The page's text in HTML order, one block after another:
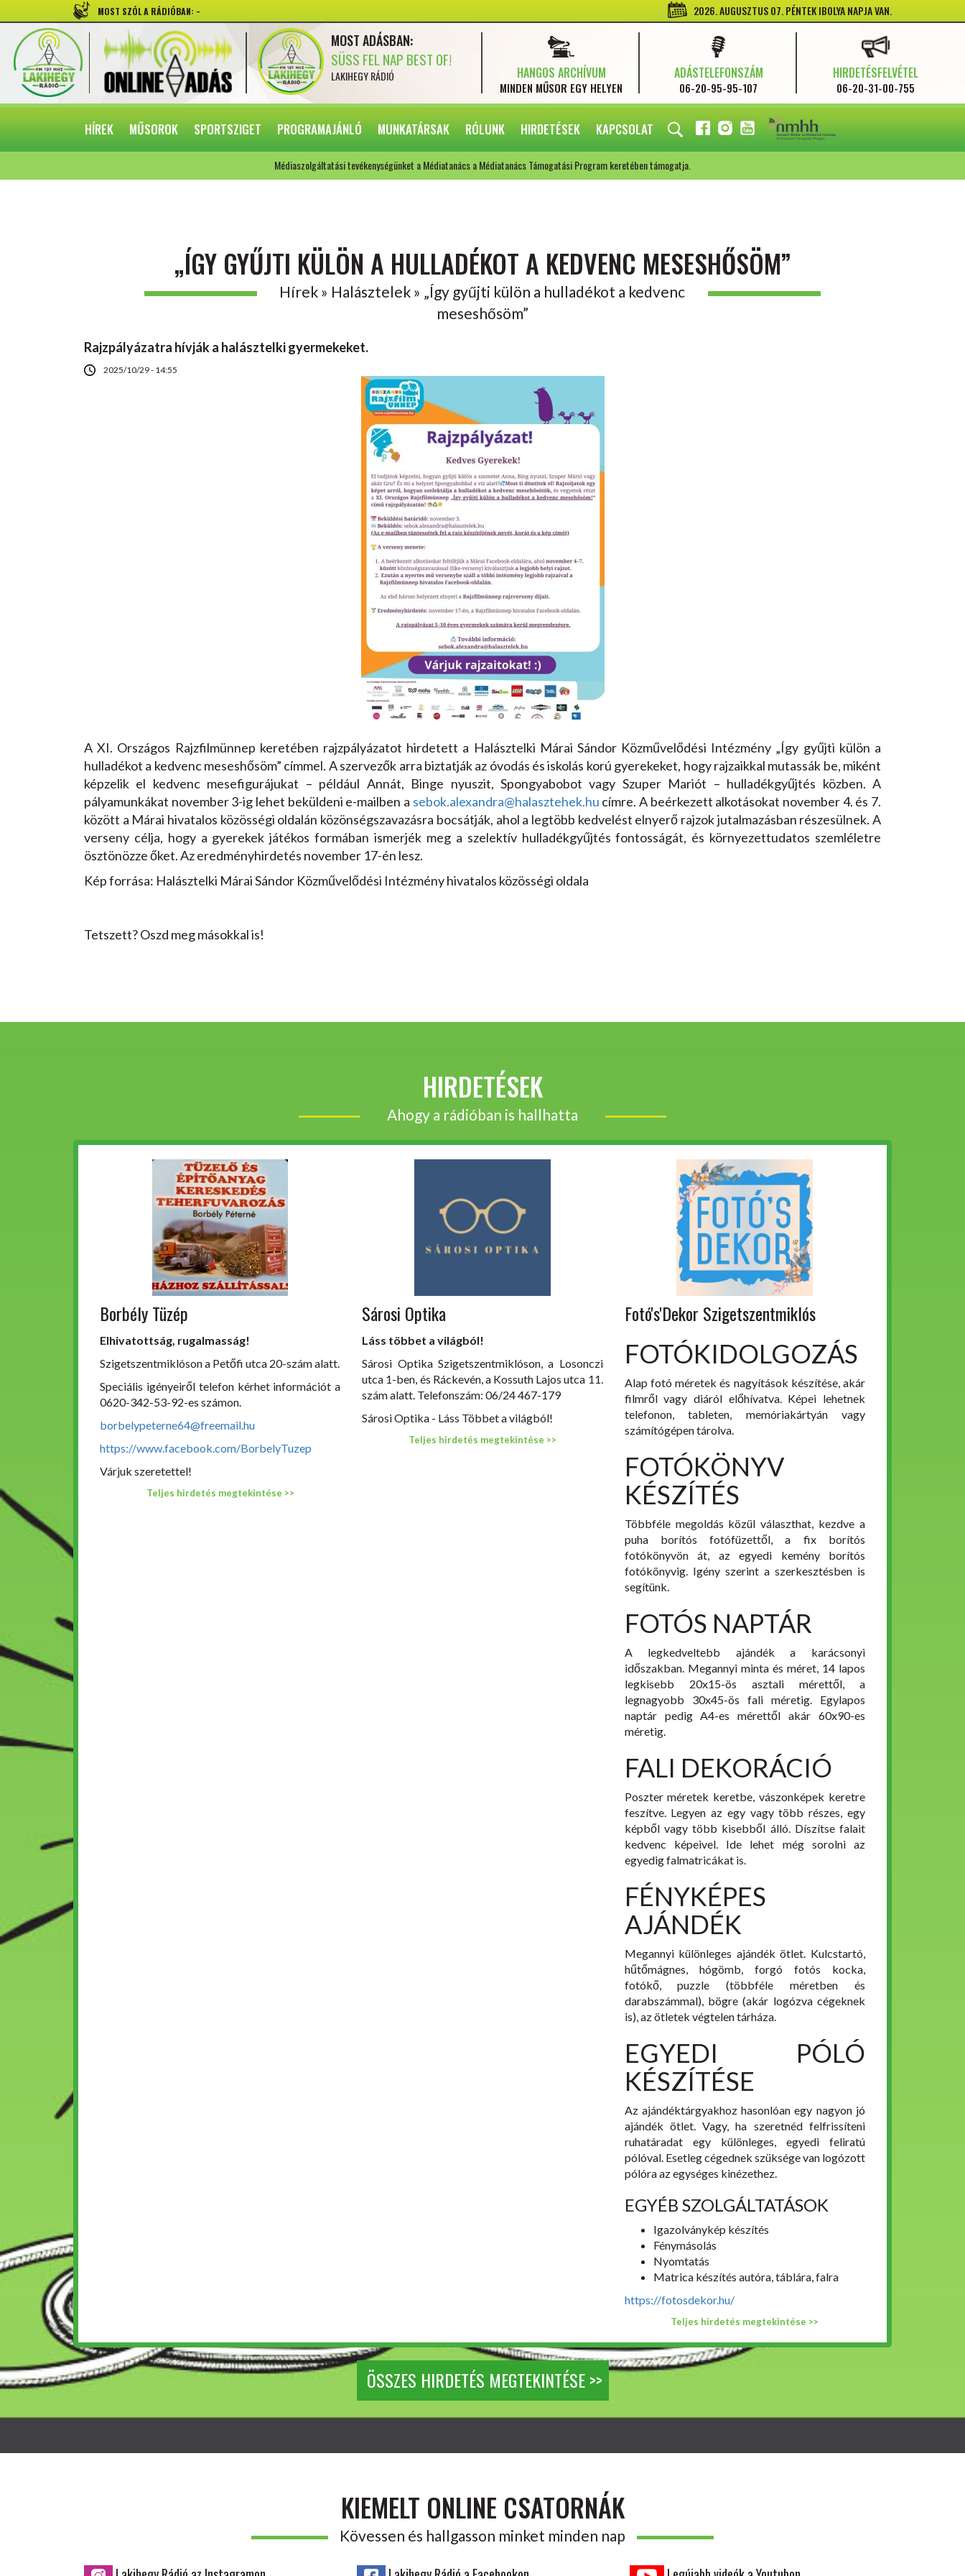
MOST SZÓL A RÁDIÓBAN: - 2026. AUGUSZTUS 07. PÉNTEK IBOLYA NAPJA VAN.
MOST ADÁSBAN:
SÜSS FEL NAP BEST OF!
LAKIHEGY RÁDIÓ HANGOS ARCHÍVUM
MINDEN MŰSOR EGY HELYEN
ADÁSTELEFONSZÁM
06-20-95-95-107
HIRDETÉSFELVÉTEL
06-20-31-00-755
HÍREK MŰSOROK SPORTSZIGET PROGRAMAJÁNLÓ MUNKATÁRSAK RÓLUNK HIRDETÉSEK KAPCSOLAT FACEBOOK
INSTAGRAM
YOUTUBE
Médiaszolgáltatási tevékenységünket a Médiatanács a Médiatanács Támogatási Program keretében támogatja.
„ÍGY GYŰJTI KÜLÖN A HULLADÉKOT A KEDVENC MESESHŐSÖM”
Hírek » Halásztelek » „Így gyűjti külön a hulladékot a kedvenc
meseshősöm”
Rajzpályázatra hívják a halásztelki gyermekeket.
2025/10/29 - 14:55
A XI. Országos Rajzfilmünnep keretében rajzpályázatot hirdetett a Halásztelki Márai Sándor Közművelődési Intézmény „Így gyűjti külön a
hulladékot a kedvenc meseshősöm” címmel. A szervezők arra biztatják az óvodás és iskolás korú gyerekeket, hogy rajzaikkal mutassák be, miként
képzelik el kedvenc mesefigurájukat – például Annát, Binge nyuszit, Spongyabobot vagy Szuper Mariót – hulladékgyűjtés közben. A
pályamunkákat november 3-ig lehet beküldeni e-mailben a sebok.alexandra@halasztehek.hu címre. A beérkezett alkotásokat november 4. és 7.
között a Márai hivatalos közösségi oldalán közönségszavazásra bocsátják, ahol a legtöbb kedvelést elnyerő rajzok jutalmazásban részesülnek. A
verseny célja, hogy a gyerekek játékos formában ismerjék meg a szelektív hulladékgyűjtés fontosságát, és környezettudatos szemléletre
ösztönözze őket. Az eredményhirdetés november 17-én lesz.
Kép forrása: Halásztelki Márai Sándor Közművelődési Intézmény hivatalos közösségi oldala
Tetszett? Oszd meg másokkal is!
HIRDETÉSEK
Ahogy a rádióban is hallhatta
Borbély Tüzép
Elhivatottság, rugalmasság!
Szigetszentmiklóson a Petőfi utca 20-szám alatt.
Speciális igényeiről telefon kérhet információt a
0620-342-53-92-es számon.
borbelypeterne64@freemail.hu
https://www.facebook.com/BorbelyTuzep
Várjuk szeretettel!
Teljes hirdetés megtekintése >>
Sárosi Optika
Láss többet a világból!
Sárosi Optika Szigetszentmiklóson, a Losonczi
utca 1-ben, és Ráckevén, a Kossuth Lajos utca 11.
szám alatt. Telefonszám: 06/24 467-179
Sárosi Optika - Láss Többet a világból!
Teljes hirdetés megtekintése >>
Fotó's'Dekor Szigetszentmiklós
FOTÓKIDOLGOZÁS
Alap fotó méretek és nagyítások készítése, akár
filmről vagy diáról előhívatva. Képei lehetnek
telefonon, tableten, memóriakártyán vagy
számítógépen tárolva.
FOTÓKÖNYV
KÉSZÍTÉS
Többféle megoldás közül választhat, kezdve a
puha borítós fotófüzettől, a fix borítós
fotókönyvön át, az egyedi kemény borítós
fotókönyvig. Igény szerint a szerkesztésben is
segítünk.
FOTÓS NAPTÁR
A legkedveltebb ajándék a karácsonyi
időszakban. Megannyi minta és méret, 14 lapos
legkisebb 20x15-ös asztali mérettől, a
legnagyobb 30x45-ös fali méretig. Egylapos
naptár pedig A4-es mérettől akár 60x90-es
méretig.
FALI DEKORÁCIÓ
Poszter méretek keretbe, vászonképek keretre
feszítve. Legyen az egy vagy több részes, egy
képből vagy több kisebből álló. Díszítse falait
kedvenc képeivel. Ide lehet még sorolni az
egyedig falmatricákat is.
FÉNYKÉPES
AJÁNDÉK
Megannyi különleges ajándék ötlet. Kulcstartó,
hűtőmágnes, hógömb, forgó fotós kocka,
fotókő, puzzle (többféle méretben és
darabszámmal), bögre (akár logózva cégeknek
is), az ötletek végtelen tárháza.
EGYEDI PÓLÓ
KÉSZÍTÉSE
Az ajándéktárgyakhoz hasonlóan egy nagyon jó
ajándék ötlet. Vagy, ha szeretnéd felfrissíteni
ruhatáradat egy különleges, egyedi feliratú
pólóval. Esetleg cégednek szüksége van logózott
pólóra az egységes kinézethez.
EGYÉB SZOLGÁLTATÁSOK
Igazolványkép készítés
Fénymásolás
Nyomtatás
Matrica készítés autóra, táblára, falra
https://fotosdekor.hu/
Teljes hirdetés megtekintése >>
ÖSSZES HIRDETÉS MEGTEKINTÉSE >>
KIEMELT ONLINE CSATORNÁK
Kövessen és hallgasson minket minden nap